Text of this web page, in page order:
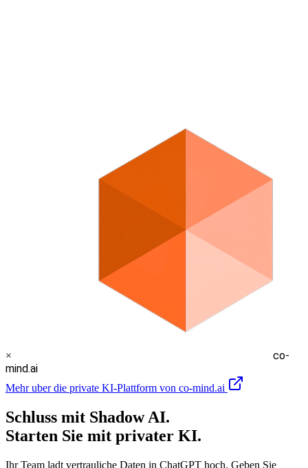
×
co-
mind.ai
Mehr uber die private KI-Plattform von co-mind.ai
Schluss mit Shadow AI.
Starten Sie mit privater KI.
Ihr Team ladt vertrauliche Daten in ChatGPT hoch. Geben Sie